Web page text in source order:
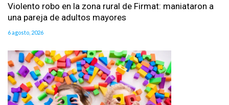
Violento robo en la zona rural de Firmat: maniataron a
una pareja de adultos mayores
6 agosto, 2026